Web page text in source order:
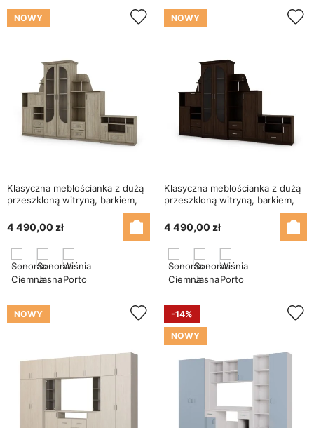
NOWY
Klasyczna meblościanka z dużą
przeszkloną witryną, barkiem,
240×207 cm Sonoma Jasna –
TEXAS + RTV
4 490,00 zł
NOWY
Klasyczna meblościanka z dużą
przeszkloną witryną, barkiem,
240×207 cm Sonoma Ciemna –
TEXAS + RTV
4 490,00 zł
NOWY -14%
NOWY